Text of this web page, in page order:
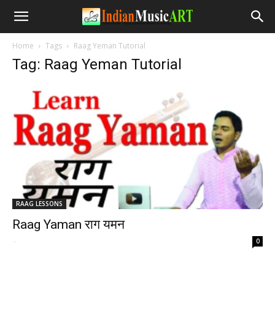
Home Tags Raag Yeman Tutorial
Tag: Raag Yeman Tutorial
RAAG LESSONS
Raag Yaman राग यमन
- 0